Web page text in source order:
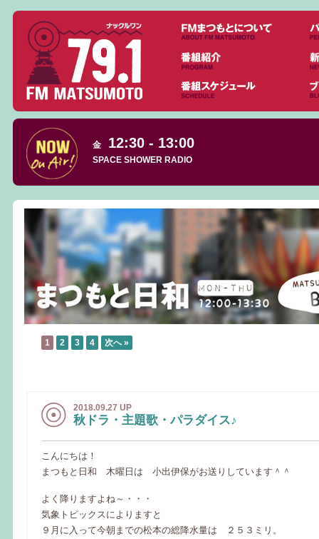
金 12:30 - 13:00
SPACE SHOWER RADIO
1 2 3 4 次へ »
2018.09.27 UP
秋ドラ・主題歌・パラダイス♪
こんにちは！
まつもと日和 木曜日は 小出伊保がお送りしています＾＾
よく降りますよね～・・・
気象トピックスによりますと
９月に入って今朝までの松本の総降水量は ２５３ミリ。